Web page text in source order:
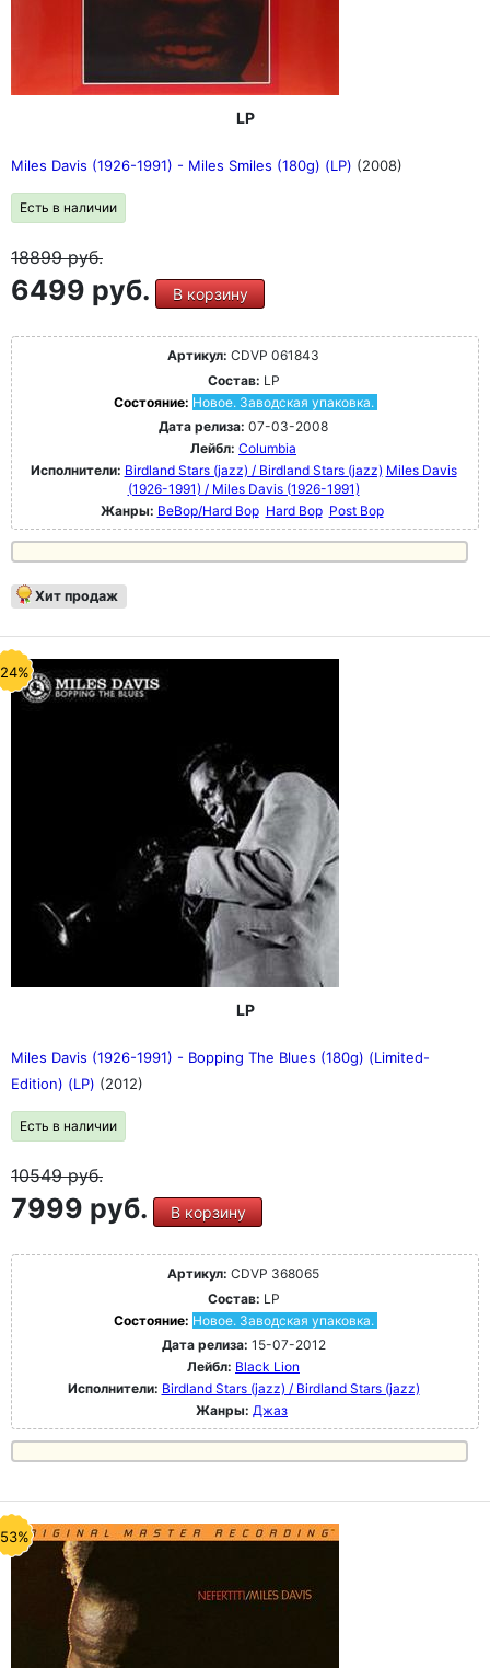
LP
Miles Davis (1926-1991) - Miles Smiles (180g) (LP) (2008)
Есть в наличии
18899руб.
6499 руб. В корзину
Артикул: CDVP 061843
Состав: LP
Состояние: Новое. Заводская упаковка.
Дата релиза: 07-03-2008
Лейбл: Columbia
Исполнители: Birdland Stars (jazz) / Birdland Stars (jazz) Miles Davis
(1926-1991) / Miles Davis (1926-1991)
Жанры: BeBop/Hard Bop Hard Bop Post Bop
Хит продаж
LP
Miles Davis (1926-1991) - Bopping The Blues (180g) (Limited-
Edition) (LP) (2012)
Есть в наличии
10549руб.
7999 руб. В корзину
Артикул: CDVP 368065
Состав: LP
Состояние: Новое. Заводская упаковка.
Дата релиза: 15-07-2012
Лейбл: Black Lion
Исполнители: Birdland Stars (jazz) / Birdland Stars (jazz)
Жанры: Джаз